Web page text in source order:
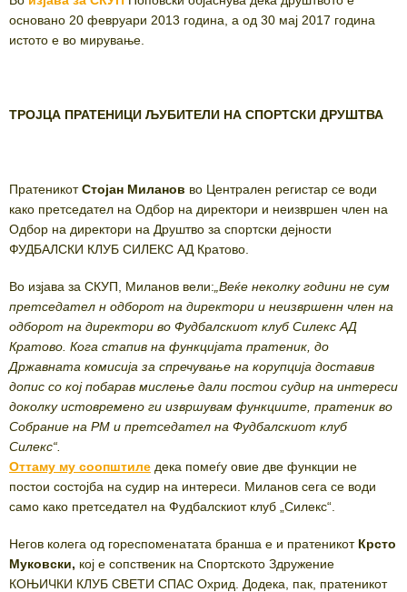
основано 20 февруари 2013 година, а од 30 мај 2017 година
истото е во мирување.
ТРОЈЦА ПРАТЕНИЦИ ЉУБИТЕЛИ НА СПОРТСКИ ДРУШТВА
ПратеникотСтојан Миланов во Централен регистар се води
како претседател на Одбор на директори и неизвршен член на
Одбор на директори на Друштво за спортски дејности
ФУДБАЛСКИ КЛУБ СИЛЕКС АД Кратово.
Во изјава за СКУП, Миланов вели: „Веќе неколку години не сум
претседател н одборот на директори и неизвршенн член на
одборот на директори во Фудбалскиот клуб Силекс АД
Кратово. Кога стапив на функцијата пратеник, до
Државната комисија за спречување на корупција доставив
допис со кој побарав мислење дали постои судир на интереси
доколку истовремено ги извршувам функциите, пратеник во
Собрание на РМ и претседател на Фудбалскиот клуб
Силекс“.
Оттаму му соопштиле дека помеѓу овие две функции не
постои состојба на судир на интереси. Миланов сега се води
само како претседател на Фудбалскиот клуб „Силекс“.
Негов колега од гореспоменатата бранша е и пратеникот Крсто
Муковски, кој е сопственик на Спортското Здружение
КОЊИЧКИ КЛУБ СВЕТИ СПАС Охрид. Додека, пак, пратеникот